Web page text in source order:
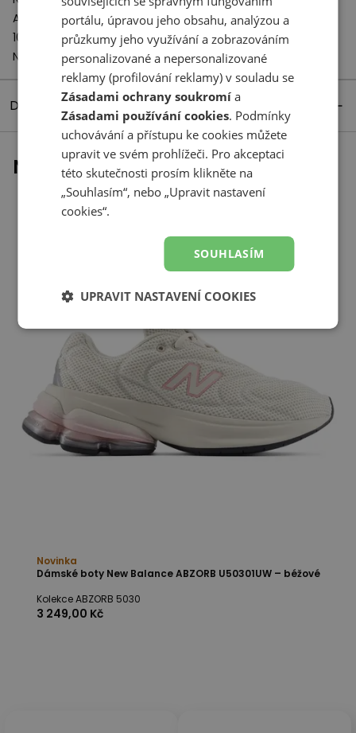
A-Factorij, Pilotenstraat 35 – 45
1059 CH Amsterdam
Netherlands
Detaily produktu
Naposledy prohlížené
Novinka
Dámské boty New Balance ABZORB U50301UW – béžové
Kolekce ABZORB 5030
3 249,00 Kč
portálu, úpravou jeho obsahu, analýzou a
průzkumy jeho využívání a zobrazováním
personalizované a nepersonalizované
reklamy (profilování reklamy) v souladu se
Zásadami ochrany soukromí a
Zásadami používání cookies. Podmínky
uchovávání a přístupu ke cookies můžete
upravit ve svém prohlížeči. Pro akceptaci
této skutečnosti prosím klikněte na
„Souhlasím“, nebo „Upravit nastavení
cookies“.
SOUHLASÍM
UPRAVIT NASTAVENÍ COOKIES